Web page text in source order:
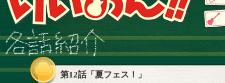
第12話「夏フェス！」